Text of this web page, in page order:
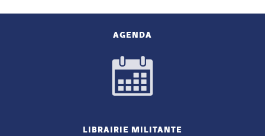
AGENDA
LIBRAIRIE MILITANTE